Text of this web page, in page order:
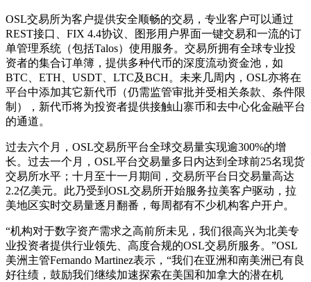
OSL交易所为客户提供安全顺畅的交易，专业客户可以通过
REST接口、FIX 4.4协议、图形用户界面一键交易和一流的订
单管理系统（包括Talos）使用服务。交易所拥有全球专业投
资者的集合订单簿，提供多种代币的深度流动资金池，如
BTC、ETH、USDT、LTC及BCH。未来几周内，OSL亦将在
平台中添加其它新代币（仍需监管审批并受相关条款、条件限
制），新代币将为投资者提供接触山寨币和去中心化金融平台
的通道。
过去六个月，OSL交易所平台全球交易量实现逾300%的增
长。过去一个月，OSL平台交易量多日内达到全球前25名现货
交易所水平；十月至十一月期间，交易所平台日交易量高达
2.2亿美元。此乃受到OSL交易所开始服务拉美客户驱动，拉
美地区实时交易量逐月翻番，每周都有不少机构客户开户。
“机构对于数字资产需求之高前所未见，我们很高兴为北美专
业投资者提供行业领先、高度合规的OSL交易所服务。”OSL
美洲主管Fernando Martinez表示，“我们在亚洲和南美洲已有良
好往绩，鼓励我们继续加速探索在美国和加拿大的潜在机